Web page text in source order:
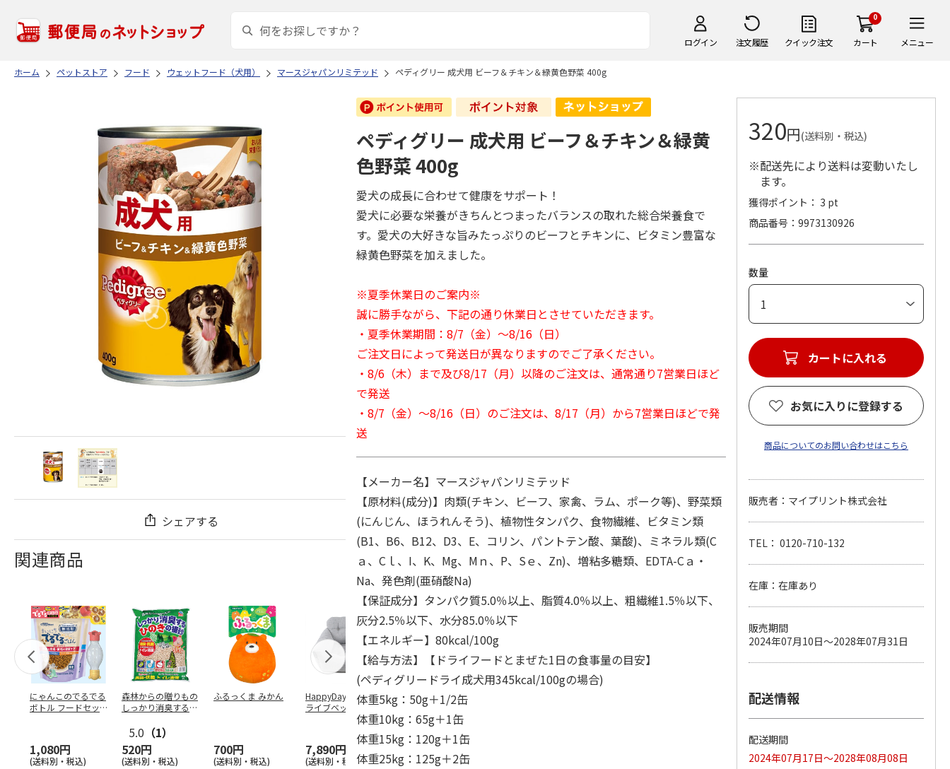
ログイン 注文履歴 クイック注文
0
カート メニュー
ホーム ペットストア フード ウェットフード（犬用） マースジャパンリミテッド ペディグリー 成犬用 ビーフ＆チキン＆緑黄色野菜 400g
シェアする
関連商品
にゃんこのでるでる
ボトル フードセッ
1,080円
(送料別・税込)
森林からの贈りもの
しっかり消臭するひ
5.0 （1）
520円
(送料別・税込)
ふるっくま みかん
700円
(送料別・税込)
HappyDays 2wayド
ライブベッド グレ
7,890円
(送料別・税込)
獣医師開発 ニオイ
をとる砂専用 猫ト
イレ ナチュラルグ
レー
1,550円
(送料別・税込)
ペット線香 虹のか
なた フルーティフ
ローラルの香り
590円
(送料別・税込)
えBOX とりささ…
380円
(送料別・税込)
ペディグリー 成犬用 ビーフ＆チキン＆緑黄
色野菜 400g
愛犬の成長に合わせて健康をサポート！
愛犬に必要な栄養がきちんとつまったバランスの取れた総合栄養食で
す。愛犬の大好きな旨みたっぷりのビーフとチキンに、ビタミン豊富な
緑黄色野菜を加えました。
※夏季休業日のご案内※
誠に勝手ながら、下記の通り休業日とさせていただきます。
・夏季休業期間：8/7（金）～8/16（日）
ご注文日によって発送日が異なりますのでご了承ください。
・8/6（木）まで及び8/17（月）以降のご注文は、通常通り7営業日ほど
で発送
・8/7（金）～8/16（日）のご注文は、8/17（月）から7営業日ほどで発
送
【メーカー名】マースジャパンリミテッド
【原材料(成分)】肉類(チキン、ビーフ、家禽、ラム、ポーク等)、野菜類
(にんじん、ほうれんそう)、植物性タンパク、食物繊維、ビタミン類
(B1、B6、B12、D3、E、コリン、パントテン酸、葉酸)、ミネラル類(C
ａ、Cｌ、I、K、Mg、Mｎ、P、Sｅ、Zn)、増粘多糖類、EDTA-Cａ・
Na、発色剤(亜硝酸Na)
【保証成分】タンパク質5.0％以上、脂質4.0％以上、粗繊維1.5％以下、
灰分2.5％以下、水分85.0％以下
【エネルギー】80kcal/100g
【給与方法】【ドライフードとまぜた1日の食事量の目安】
(ペディグリードライ成犬用345kcal/100gの場合)
体重5kg：50g＋1/2缶
体重10kg：65g＋1缶
体重15kg：120g＋1缶
体重25kg：125g＋2缶
320円(送料別・税込)
※配送先により送料は変動いたし
ます。
獲得ポイント： 3 pt
商品番号
9973130926
数量
カートに入れる
お気に入りに登録する
商品についてのお問い合わせはこちら
販売者：マイプリント株式会社
TEL： 0120-710-132
在庫：在庫あり
販売期間
2024年07月10日～2028年07月31日
配送情報
配送期間
2024年07月17日～2028年08月08日